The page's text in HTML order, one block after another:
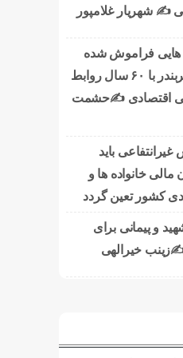
✍ شهریار غلامپور
هایی فراموش شده
بنام بدره و سربندر با ۶۰ سال روابط
اقتصادی ✍حشمت
باید
مالی خانواده ها و
کشور تعین گردد
و پیمانی برای
خیرالهی